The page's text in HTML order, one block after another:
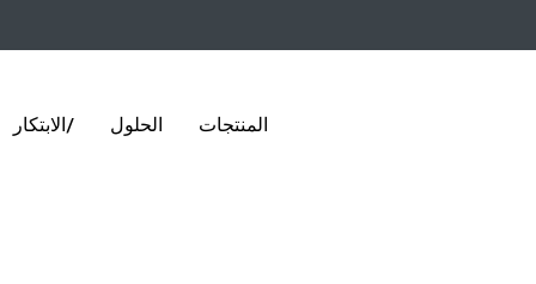
المنتجات الحلول /الابتكار